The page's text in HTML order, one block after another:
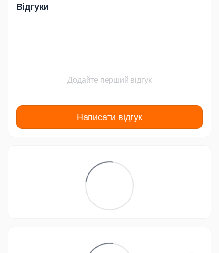
Відгуки
Додайте перший відгук
Написати відгук